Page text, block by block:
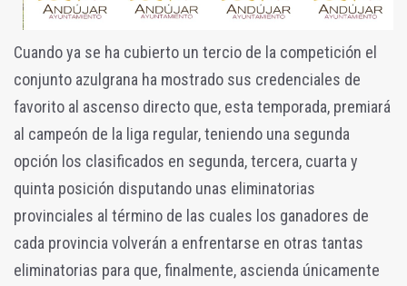
Cuando ya se ha cubierto un tercio de la competición el
conjunto azulgrana ha mostrado sus credenciales de
favorito al ascenso directo que, esta temporada, premiará
al campeón de la liga regular, teniendo una segunda
opción los clasificados en segunda, tercera, cuarta y
quinta posición disputando unas eliminatorias
provinciales al término de las cuales los ganadores de
cada provincia volverán a enfrentarse en otras tantas
eliminatorias para que, finalmente, ascienda únicamente